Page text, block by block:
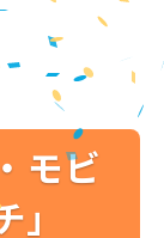
モビ